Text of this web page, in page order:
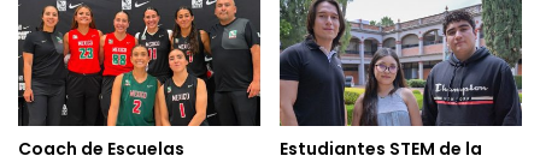
Coach de Escuelas
Estudiantes STEM de la